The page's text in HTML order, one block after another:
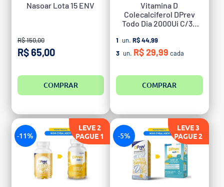
Nasoar Lota 15 ENV
R$ 150,00
R$ 65,00
COMPRAR
Vitamina D
Colecalciferol DPrev
Todo Dia 2000Ui C/30
1 un. R$ 44,99
3 un. R$ 29,99 cada
COMPRAR
LEVE 2
PAGUE 1
-11%
LEVE 3
PAGUE 2
-5%